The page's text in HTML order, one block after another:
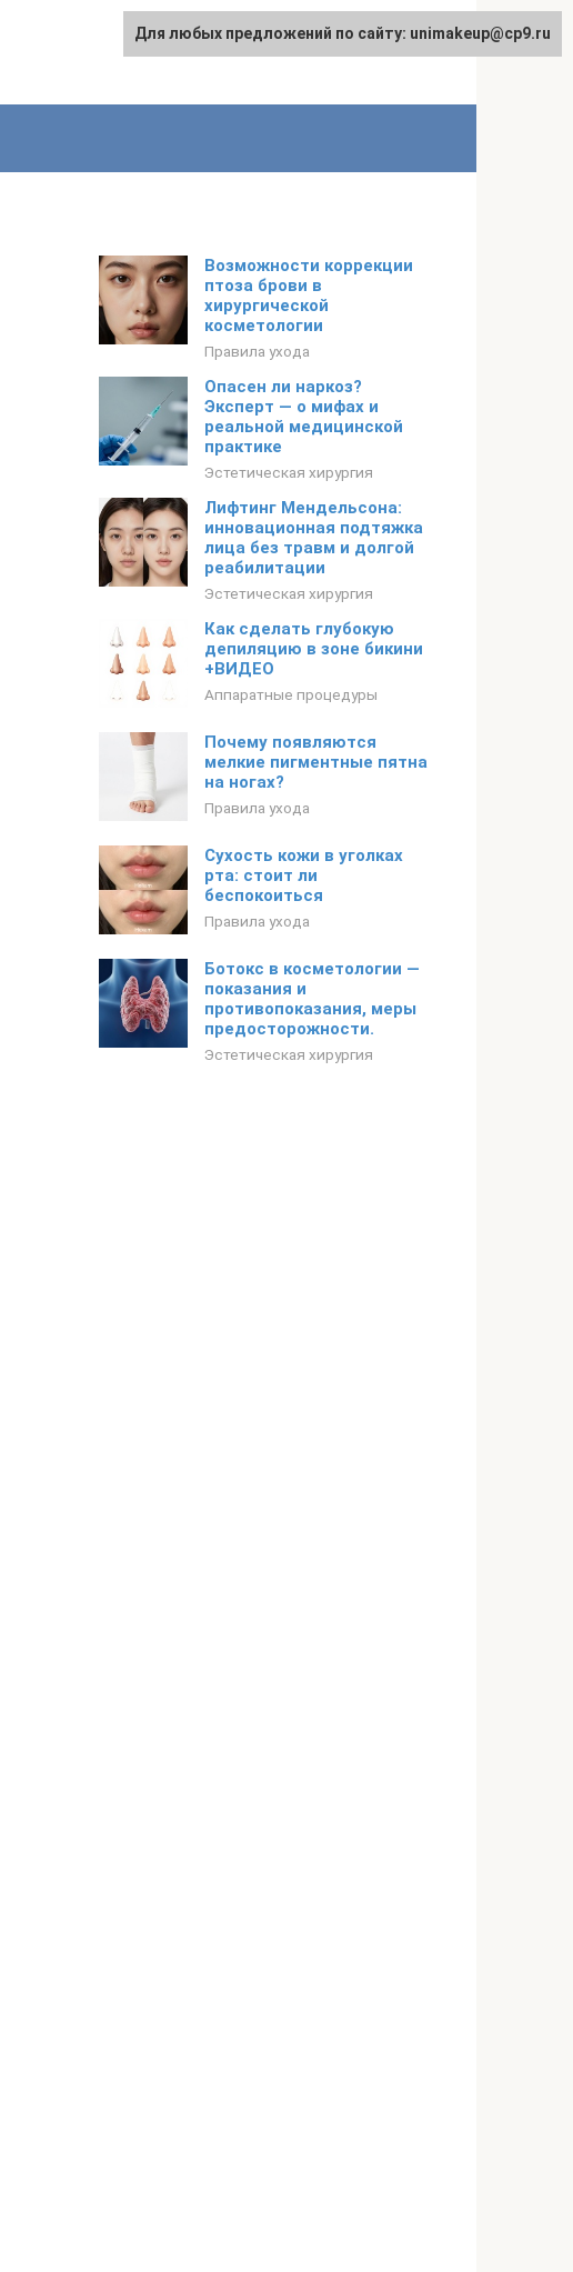
Возможности коррекции
птоза брови в
хирургической
косметологии
Правила ухода
Опасен ли наркоз?
Эксперт — о мифах и
реальной медицинской
практике
Эстетическая хирургия
Лифтинг Мендельсона:
инновационная подтяжка
лица без травм и долгой
реабилитации
Эстетическая хирургия
Как сделать глубокую
депиляцию в зоне бикини
+ВИДЕО
Аппаратные процедуры
Почему появляются
мелкие пигментные пятна
на ногах?
Правила ухода
Сухость кожи в уголках
рта: стоит ли
беспокоиться
Правила ухода
Ботокс в косметологии —
показания и
противопоказания, меры
предосторожности.
Эстетическая хирургия
Для любых предложений по сайту: unimakeup@cp9.ru